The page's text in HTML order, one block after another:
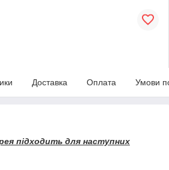
Доставка Оплата Умови
підходить для наступних